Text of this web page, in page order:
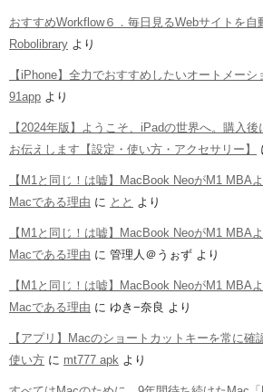
おすすめWorkflow６．毎日見るWebサイトを自
Robolibrary より
【iPhone】全力でおすすめしたいオートメー
91app より
【2024年版】ようこそ、iPadの世界へ。購入
お伝えします【設定・使い方・アクセサリー】
【M1と同じ！は嘘】MacBook NeoがM1 MBA
Macである理由 に とと より
【M1と同じ！は嘘】MacBook NeoがM1 MBA
Macである理由 に 管理人＠うぉず より
【M1と同じ！は嘘】MacBook NeoがM1 MBA
Macである理由 に ゆき−奈良 より
【アプリ】Macのショートカットキーを常に確
使い方 に mt777 apk より